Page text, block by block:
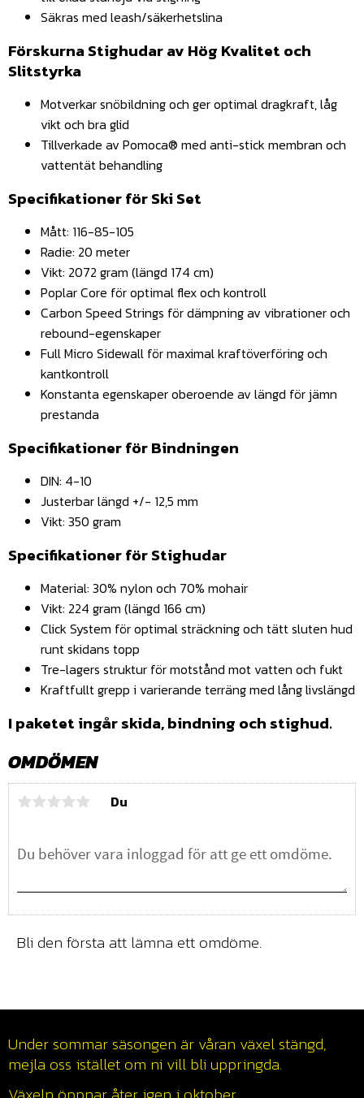
Säkras med leash/säkerhetslina
Förskurna Stighudar av Hög Kvalitet och
Slitstyrka
Motverkar snöbildning och ger optimal dragkraft, låg
vikt och bra glid
Tillverkade av Pomoca® med anti-stick membran och
vattentät behandling
Specifikationer för Ski Set
Mått: 116-85-105
Radie: 20 meter
Vikt: 2072 gram (längd 174 cm)
Poplar Core för optimal flex och kontroll
Carbon Speed Strings för dämpning av vibrationer och
rebound-egenskaper
Full Micro Sidewall för maximal kraftöverföring och
kantkontroll
Konstanta egenskaper oberoende av längd för jämn
prestanda
Specifikationer för Bindningen
DIN: 4-10
Justerbar längd +/- 12,5 mm
Vikt: 350 gram
Specifikationer för Stighudar
Material: 30% nylon och 70% mohair
Vikt: 224 gram (längd 166 cm)
Click System för optimal sträckning och tätt sluten hud
runt skidans topp
Tre-lagers struktur för motstånd mot vatten och fukt
Kraftfullt grepp i varierande terräng med lång livslängd
I paketet ingår skida, bindning och stighud.
OMDÖMEN
Du
Bli den första att lämna ett omdöme.
Under sommar säsongen är våran växel stängd,
mejla oss istället om ni vill bli uppringda.